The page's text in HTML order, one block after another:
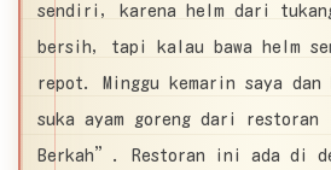
sendiri, karena helm dari
bersih, tapi kalau bawa helm
repot. Minggu kemarin saya dan
suka ayam goreng dari restoran
Berkah”. Restoran ini ada di